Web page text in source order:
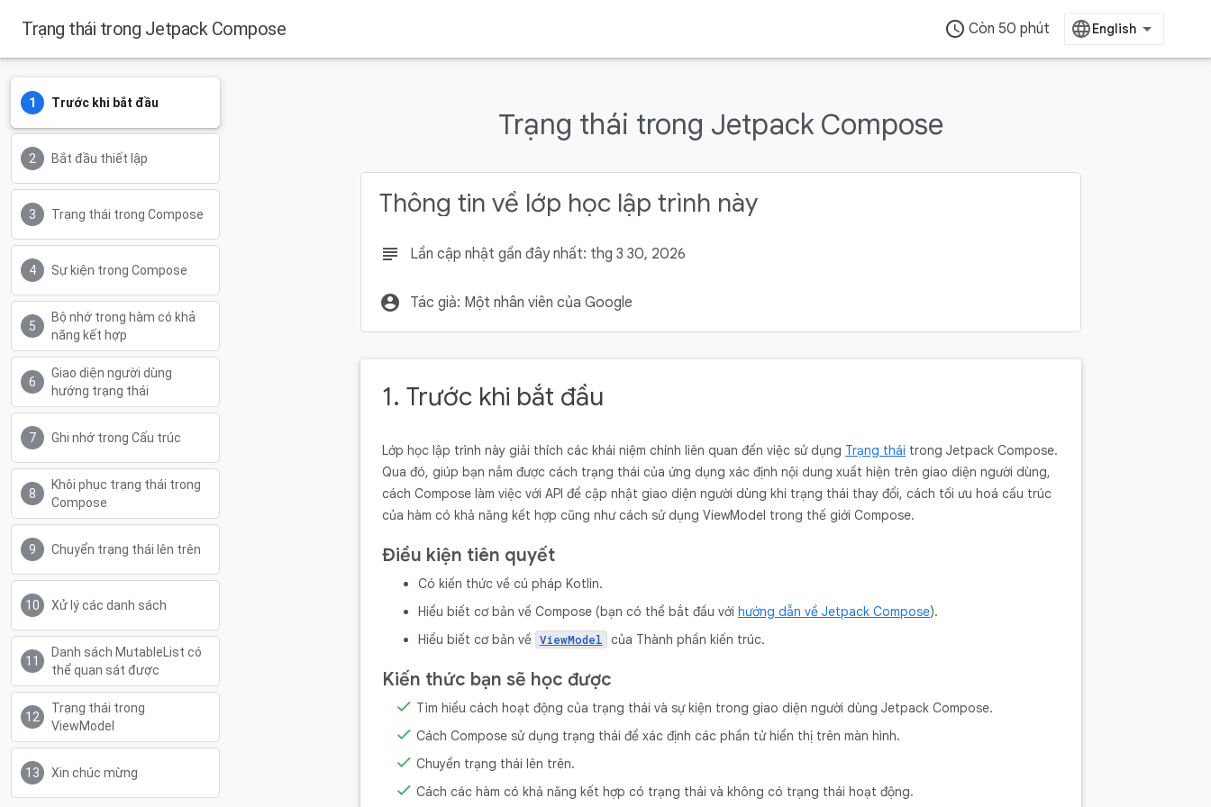
Trạng thái trong Jetpack Compose access_time Còn 50 phút
Trước khi bắt đầu
Bắt đầu thiết lập
Trạng thái trong Compose
Sự kiện trong Compose
Bộ nhớ trong hàm có khả
năng kết hợp
Giao diện người dùng
hướng trạng thái
Ghi nhớ trong Cấu trúc
Khôi phục trạng thái trong
Compose
Chuyển trạng thái lên trên
Xử lý các danh sách
Danh sách MutableList có
thể quan sát được
Trạng thái trong
ViewModel
Xin chúc mừng
Trạng thái trong Jetpack Compose
Thông tin về lớp học lập trình này
subject Lần cập nhật gần đây nhất: thg 3 30, 2026
account_circle Tác giả: Một nhân viên của Google
1. Trước khi bắt đầu
Lớp học lập trình này giải thích các khái niệm chính liên quan đến việc sử dụng Trạng thái trong Jetpack Compose.
Qua đó, giúp bạn nắm được cách trạng thái của ứng dụng xác định nội dung xuất hiện trên giao diện người dùng,
cách Compose làm việc với API để cập nhật giao diện người dùng khi trạng thái thay đổi, cách tối ưu hoá cấu trúc
của hàm có khả năng kết hợp cũng như cách sử dụng ViewModel trong thế giới Compose.
Điều kiện tiên quyết
Có kiến thức về cú pháp Kotlin.
Hiểu biết cơ bản về Compose (bạn có thể bắt đầu với hướng dẫn về Jetpack Compose).
Hiểu biết cơ bản về ViewModel của Thành phần kiến trúc.
Kiến thức bạn sẽ học được
Tìm hiểu cách hoạt động của trạng thái và sự kiện trong giao diện người dùng Jetpack Compose.
Cách Compose sử dụng trạng thái để xác định các phần tử hiển thị trên màn hình.
Chuyển trạng thái lên trên.
Cách các hàm có khả năng kết hợp có trạng thái và không có trạng thái hoạt động.